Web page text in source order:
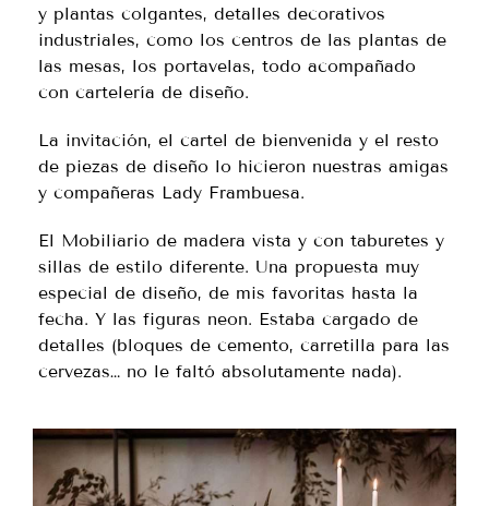
y plantas colgantes, detalles decorativos
industriales, como los centros de las plantas de
las mesas, los portavelas, todo acompañado
con cartelería de diseño.
La invitación, el cartel de bienvenida y el resto
de piezas de diseño lo hicieron nuestras amigas
y compañeras Lady Frambuesa.
El Mobiliario de madera vista y con taburetes y
sillas de estilo diferente. Una propuesta muy
especial de diseño, de mis favoritas hasta la
fecha. Y las figuras neon. Estaba cargado de
detalles (bloques de cemento, carretilla para las
cervezas… no le faltó absolutamente nada).